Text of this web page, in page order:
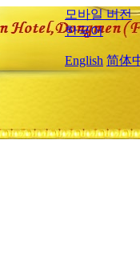
모바일 버전
한국어
English 简体